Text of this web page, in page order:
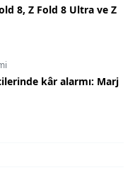
8, Z Fold 8 Ultra ve Z
kâr alarmı: Marj